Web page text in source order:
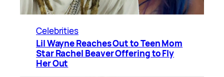
Celebrities
Lil Wayne Reaches Out to Teen Mom
Star Rachel Beaver Offering to Fly
Her Out